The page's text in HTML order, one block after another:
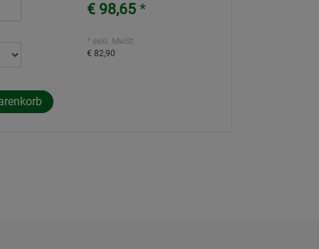
€ 98,65 *
* exkl. MwSt.:
€ 82,90